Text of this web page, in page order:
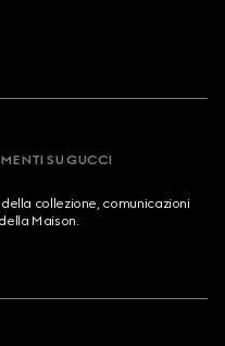
SU GUCCI
collezione, comunicazioni
Maison.